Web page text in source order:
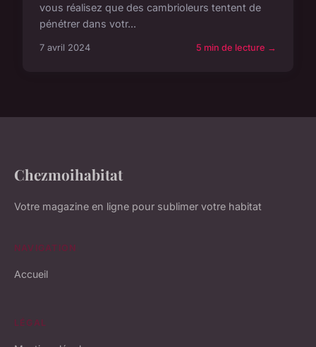
vous réalisez que des cambrioleurs tentent de
pénétrer dans votr...
7 avril 2024 5 min de lecture →
Chezmoihabitat
Votre magazine en ligne pour sublimer votre habitat
NAVIGATION
Accueil
LÉGAL